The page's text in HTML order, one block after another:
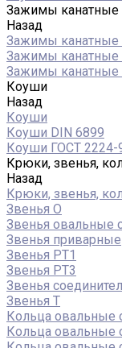
Зажимы канатные
Назад
Зажимы канатные
Зажимы канатные
Зажимы канатные
Коуши
Назад
Коуши
Коуши DIN 6899
Коуши ГОСТ 2224-
Крюки, звенья,
Назад
Крюки, звенья,
Звенья О
Звенья овальные
Звенья приварные
Звенья РТ1
Звенья РТ3
Звенья
Звенья Т
Кольца овальные
Кольца овальные